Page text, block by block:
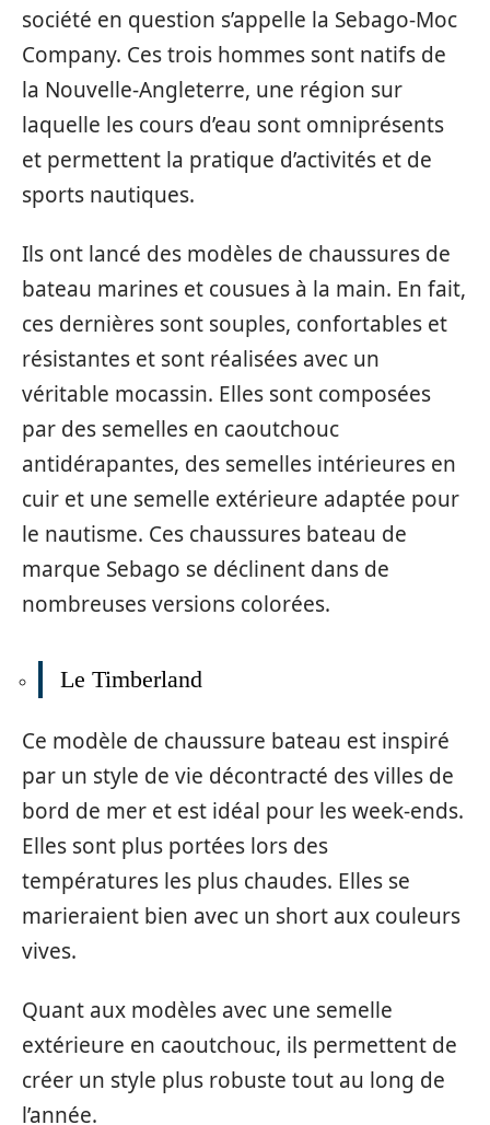
société en question s’appelle la Sebago-Moc
Company. Ces trois hommes sont natifs de
la Nouvelle-Angleterre, une région sur
laquelle les cours d’eau sont omniprésents
et permettent la pratique d’activités et de
sports nautiques.
Ils ont lancé des modèles de chaussures de
bateau marines et cousues à la main. En fait,
ces dernières sont souples, confortables et
résistantes et sont réalisées avec un
véritable mocassin. Elles sont composées
par des semelles en caoutchouc
antidérapantes, des semelles intérieures en
cuir et une semelle extérieure adaptée pour
le nautisme. Ces chaussures bateau de
marque Sebago se déclinent dans de
nombreuses versions colorées.
Le Timberland
Ce modèle de chaussure bateau est inspiré
par un style de vie décontracté des villes de
bord de mer et est idéal pour les week-ends.
Elles sont plus portées lors des
températures les plus chaudes. Elles se
marieraient bien avec un short aux couleurs
vives.
Quant aux modèles avec une semelle
extérieure en caoutchouc, ils permettent de
créer un style plus robuste tout au long de
l’année.